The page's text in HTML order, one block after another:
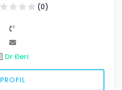
(0)
Dr Đeri
PROFIL